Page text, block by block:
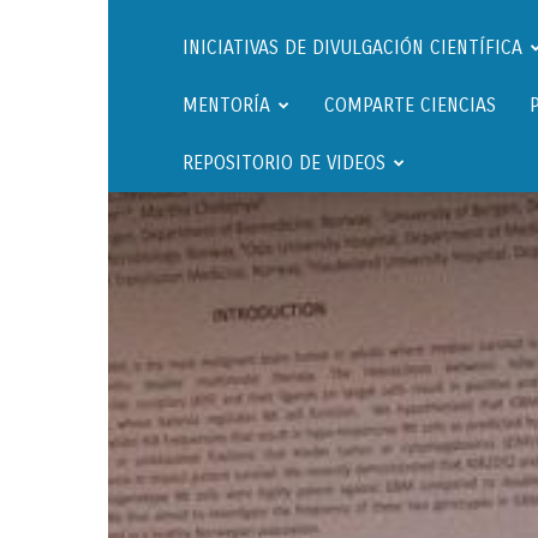
INICIATIVAS DE DIVULGACIÓN CIENTÍFICA
MENTORÍA COMPARTE CIENCIAS
REPOSITORIO DE VIDEOS